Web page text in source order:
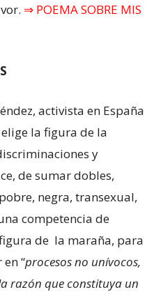
⇒ POEMA SOBRE MIS
activista en España
la figura de la
y
de sumar dobles,
negra, transexual,
competencia de
de la maraña, para
“procesos no unívocos,
razón que constituya un